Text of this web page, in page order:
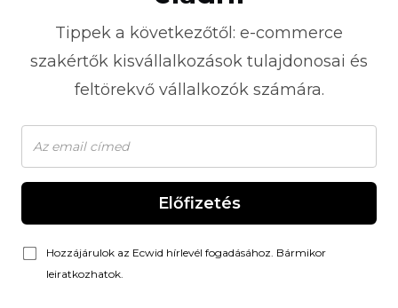
Tippek a következőtől: e-commerce
szakértők kisvállalkozások tulajdonosai és
feltörekvő vállalkozók számára.
Előfizetés
Hozzájárulok az Ecwid hírlevél fogadásához. Bármikor
leiratkozhatok.